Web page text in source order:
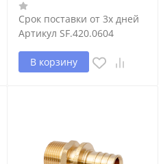
Срок поставки от 3х дней
Артикул SF.420.0604
В корзину